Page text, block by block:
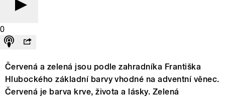
0
Červená a zelená jsou podle zahradníka Františka
Hlubockého základní barvy vhodné na adventní věnec.
Červená je barva krve, života a lásky. Zelená